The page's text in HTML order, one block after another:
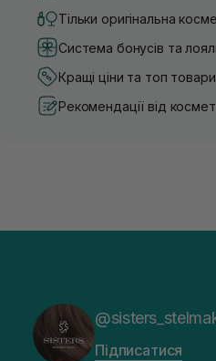
Тільки оригінальна
Система бонусів та
Кращі ціни та топ товари
Рекомендації від
Підписатися